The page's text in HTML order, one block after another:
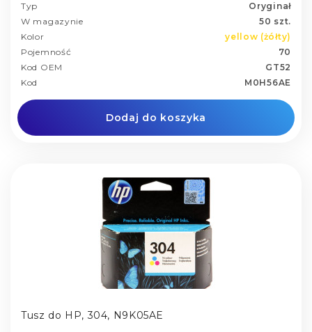
Typ
Oryginał
W magazynie
50 szt.
Kolor
yellow (żółty)
Pojemność
70
Kod OEM
GT52
Kod
M0H56AE
Dodaj do koszyka
Tusz do HP, 304, N9K05AE